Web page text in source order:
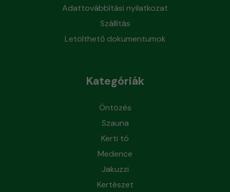
Adattovábbítási nyilatkozat
Szállítás
Letölthető dokumentumok
Kategóriák
Öntözés
Szauna
Kerti tó
Medence
Jakuzzi
Kertészet